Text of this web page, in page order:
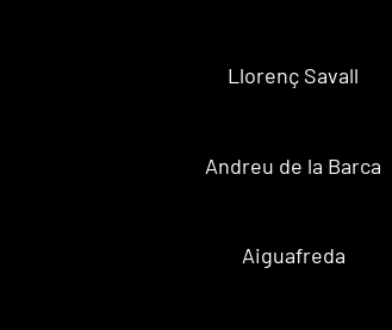
Llorenç Savall
Andreu de la Barca
Aiguafreda